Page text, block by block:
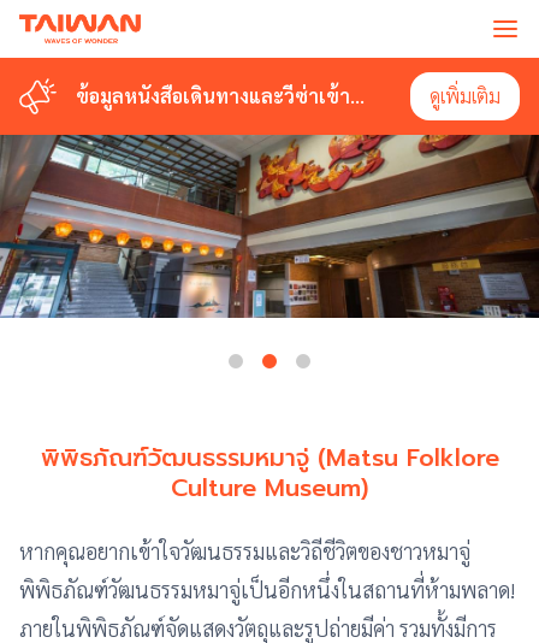
ข้อมูลหนังสือเดินทางและวีซ่าเข้า
ดูเพิ่มเติม
พิพิธภัณฑ์วัฒนธรรมหมาจู่ (Matsu Folklore
Culture Museum)
หากคุณอยากเข้าใจวัฒนธรรมและวิถีชีวิตของชาวหมาจู่
พิพิธภัณฑ์วัฒนธรรมหมาจู่เป็นอีกหนึ่งในสถานที่ห้ามพลาด!
ภายในพิพิธภัณฑ์จัดแสดงวัตถุและรูปถ่ายมีค่า รวมทั้งมีการ